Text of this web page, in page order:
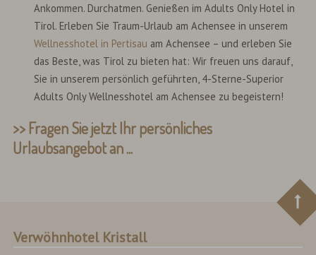
Ankommen. Durchatmen. Genießen im Adults Only Hotel in
Tirol. Erleben Sie Traum-Urlaub am Achensee in unserem
Wellnesshotel in Pertisau am Achensee – und erleben Sie
das Beste, was Tirol zu bieten hat: Wir freuen uns darauf,
Sie in unserem persönlich geführten, 4-Sterne-Superior
Adults Only Wellnesshotel am Achensee zu begeistern!
>> Fragen Sie jetzt Ihr persönliches
Urlaubsangebot an ...
Verwöhnhotel Kristall